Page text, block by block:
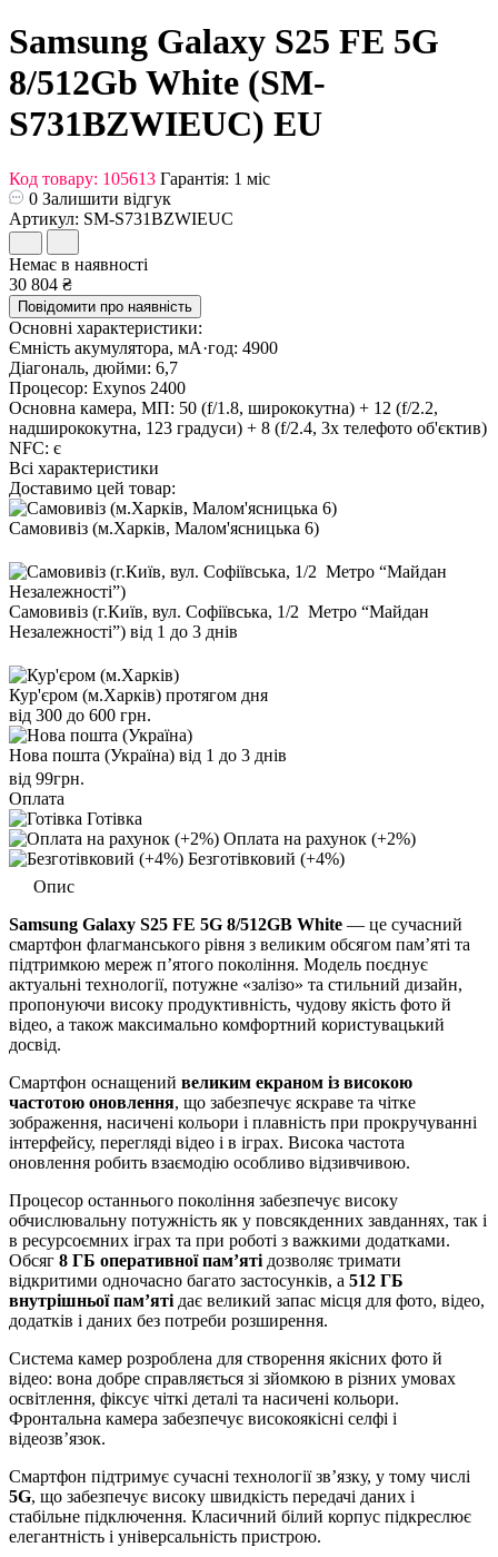
Samsung Galaxy S25 FE 5G
8/512Gb White (SM-
S731BZWIEUC) EU
Код товару: 105613 Гарантія: 1 міс
0 Залишити відгук
Артикул: SM-S731BZWIEUC
Немає в наявності
30 804 ₴
Повідомити про наявність
Основні характеристики:
Ємність акумулятора, мА·год: 4900
Діагональ, дюйми: 6,7
Процесор: Exynos 2400
Основна камера, МП: 50 (f/1.8, ширококутна) + 12 (f/2.2,
надширококутна, 123 градуси) + 8 (f/2.4, 3x телефото об'єктив)
NFC: є
Всі характеристики
Доставимо цей товар:
Самовивіз (м.Харків, Малом'ясницька 6)
Самовивіз (г.Київ, вул. Софіївська, 1/2 Метро “Майдан
Незалежності”) від 1 до 3 днів
Кур'єром (м.Харків) протягом дня
від 300 до 600 грн.
Нова пошта (Україна) від 1 до 3 днів
від 99грн.
Оплата
Готівка
Оплата на рахунок (+2%)
Безготівковий (+4%)
Опис
Samsung Galaxy S25 FE 5G 8/512GB White — це сучасний
смартфон флагманського рівня з великим обсягом пам’яті та
підтримкою мереж п’ятого покоління. Модель поєднує
актуальні технології, потужне «залізо» та стильний дизайн,
пропонуючи високу продуктивність, чудову якість фото й
відео, а також максимально комфортний користувацький
досвід.
Смартфон оснащений великим екраном із високою
частотою оновлення, що забезпечує яскраве та чітке
зображення, насичені кольори і плавність при прокручуванні
інтерфейсу, перегляді відео і в іграх. Висока частота
оновлення робить взаємодію особливо відзивчивою.
Процесор останнього покоління забезпечує високу
обчислювальну потужність як у повсякденних завданнях, так і
в ресурсоємних іграх та при роботі з важкими додатками.
Обсяг 8 ГБ оперативної пам’яті дозволяє тримати
відкритими одночасно багато застосунків, а 512 ГБ
внутрішньої пам’яті дає великий запас місця для фото, відео,
додатків і даних без потреби розширення.
Система камер розроблена для створення якісних фото й
відео: вона добре справляється зі зйомкою в різних умовах
освітлення, фіксує чіткі деталі та насичені кольори.
Фронтальна камера забезпечує високоякісні селфі і
відеозвʼязок.
Смартфон підтримує сучасні технології звʼязку, у тому числі
5G, що забезпечує високу швидкість передачі даних і
стабільне підключення. Класичний білий корпус підкреслює
елегантність і універсальність пристрою.